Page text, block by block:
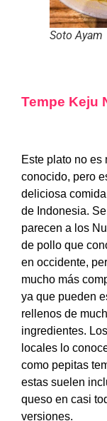
Soto Ayam
Tempe Keju
Este plato no es
conocido, pero
deliciosa
de Indonesia. Se
parecen a los
de pollo que
en occidente,
mucho más
ya que pueden
rellenos de
ingredientes. Los
locales lo
como pepitas
estas suelen
queso en casi
versiones.